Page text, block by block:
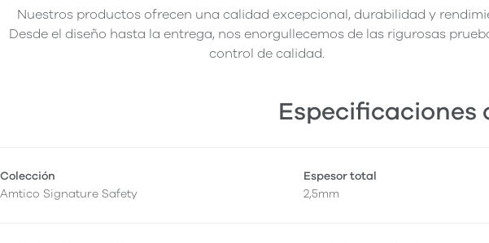
Nuestros productos ofrecen una calidad excepcional, durabilidad y
Desde el diseño hasta la entrega, nos enorgullecemos de las rigurosas
control de calidad.
Especificaciones
Colección
Amtico Signature Safety
Espesor total
2,5mm